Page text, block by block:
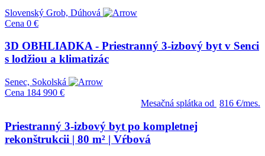
Slovenský Grob, Dúhová
Cena 0 €
3D OBHLIADKA - Priestranný 3-izbový byt v Senci
s lodžiou a klimatizác
Senec, Sokolská
Cena 184 990 €
Mesačná splátka od 816 €/mes.
Priestranný 3-izbový byt po kompletnej
rekonštrukcii | 80 m² | Vŕbová